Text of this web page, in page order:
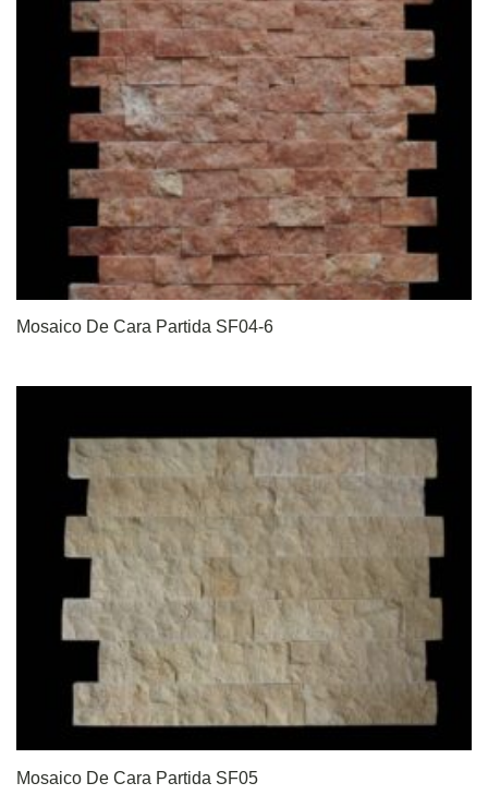
Mosaico De Cara Partida SF04-6
Mosaico De Cara Partida SF05